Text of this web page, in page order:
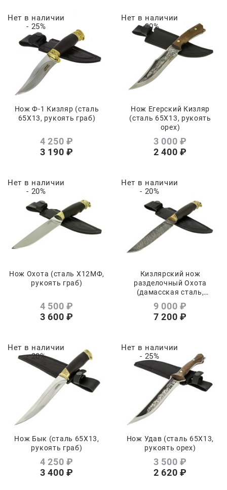
Нет в наличии
- 25%
Нож Ф-1 Кизляр (сталь
65Х13, рукоять граб)
4 250 ₽
3 190 ₽
Нет в наличии
- 20%
Нож Егерский Кизляр
(сталь 65Х13, рукоять
орех)
3 000 ₽
2 400 ₽
Нет в наличии
- 20%
Нож Охота (сталь Х12МФ,
рукоять граб)
4 500 ₽
3 600 ₽
Нет в наличии
- 20%
Кизлярский нож
разделочный Охота
(дамасская сталь,
рукоять граб)
9 000 ₽
7 200 ₽
Нет в наличии
- 20%
Нож Бык (сталь 65Х13,
рукоять граб)
4 250 ₽
3 400 ₽
Нет в наличии
- 25%
Нож Удав (сталь 65Х13,
рукоять орех)
3 500 ₽
2 620 ₽